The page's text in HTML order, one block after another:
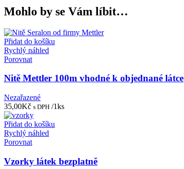
Mohlo by se Vám líbit…
Přidat do košíku
Rychlý náhled
Porovnat
Nitě Mettler 100m vhodné k objednané látce
Nezařazené
35,00Kč s DPH /1ks
Přidat do košíku
Rychlý náhled
Porovnat
Vzorky látek bezplatně